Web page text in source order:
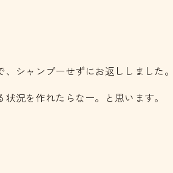
シャンプーせずにお返ししました。
況を作れたらなー。と思います。